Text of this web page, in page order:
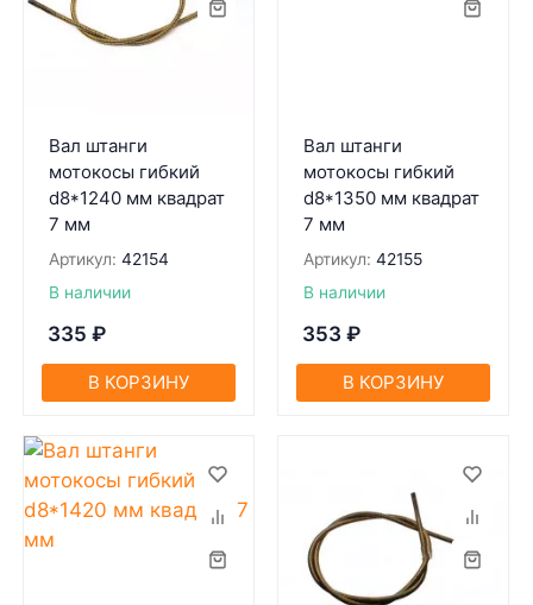
Вал штанги
мотокосы гибкий
d8*1240 мм квадрат
7 мм
Артикул: 42154
В наличии
335 ₽
В КОРЗИНУ
Вал штанги
мотокосы гибкий
d8*1350 мм квадрат
7 мм
Артикул: 42155
В наличии
353 ₽
В КОРЗИНУ